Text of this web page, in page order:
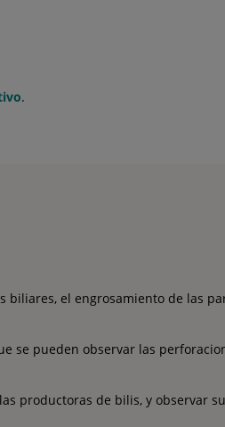
.
el engrosamiento de las
se pueden observar las
productoras de bilis, y observar